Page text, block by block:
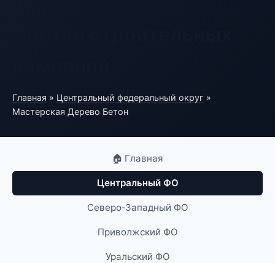
Главная » Центральный федеральный округ »
Мастерская Дерево Бетон
🏠 Главная
Центральный ФО
Северо-Западный ФО
Приволжский ФО
Уральский ФО